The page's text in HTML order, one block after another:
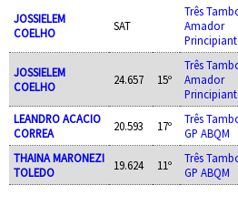
JOSSIELEM
COELHO
SAT
Três
Amador
JOSSIELEM
COELHO
24.657 15º
Três
Amador
LEANDRO ACACIO
CORREA
20.593 17º
Três
GP ABQM
THAINA MARONEZI
TOLEDO
19.624 11º
Três
GP ABQM